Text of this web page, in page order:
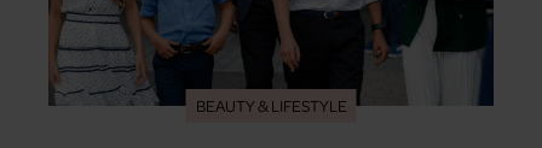
BEAUTY & LIFESTYLE